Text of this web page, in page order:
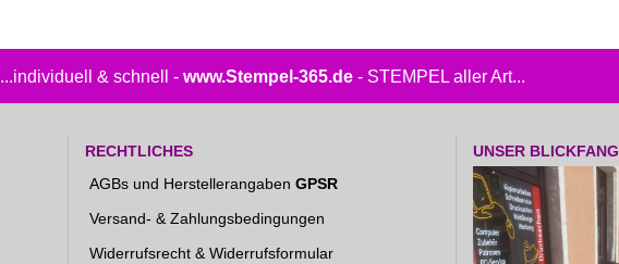
...individuell & schnell - www.Stempel-365.de - STEMPEL aller Art...
RECHTLICHES
AGBs und Herstellerangaben GPSR
Versand- & Zahlungsbedingungen
Widerrufsrecht & Widerrufsformular
UNSER BLICKFANG